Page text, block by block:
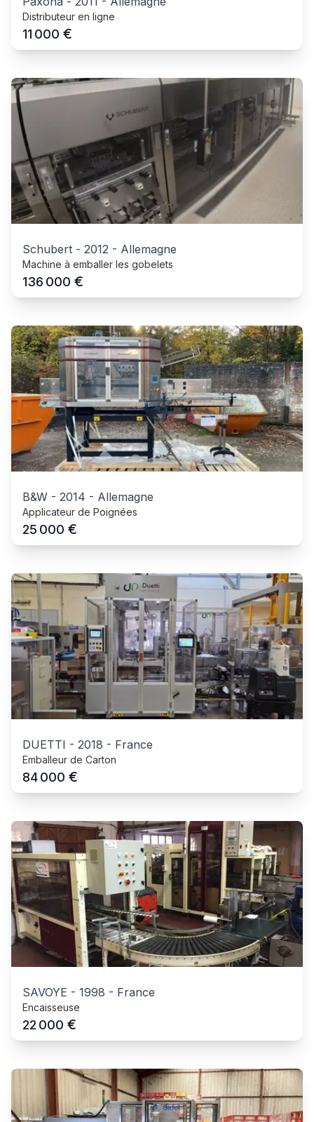
Distributeur en ligne
11 000 €
Schubert - 2012 - Allemagne
Machine à emballer les gobelets
136 000 €
B&W - 2014 - Allemagne
Applicateur de Poignées
25 000 €
DUETTI - 2018 - France
Emballeur de Carton
84 000 €
SAVOYE - 1998 - France
Encaisseuse
22 000 €